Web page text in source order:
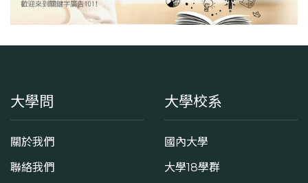
大學問
關於我們
聯絡我們
大學校系
國內大學
大學18學群